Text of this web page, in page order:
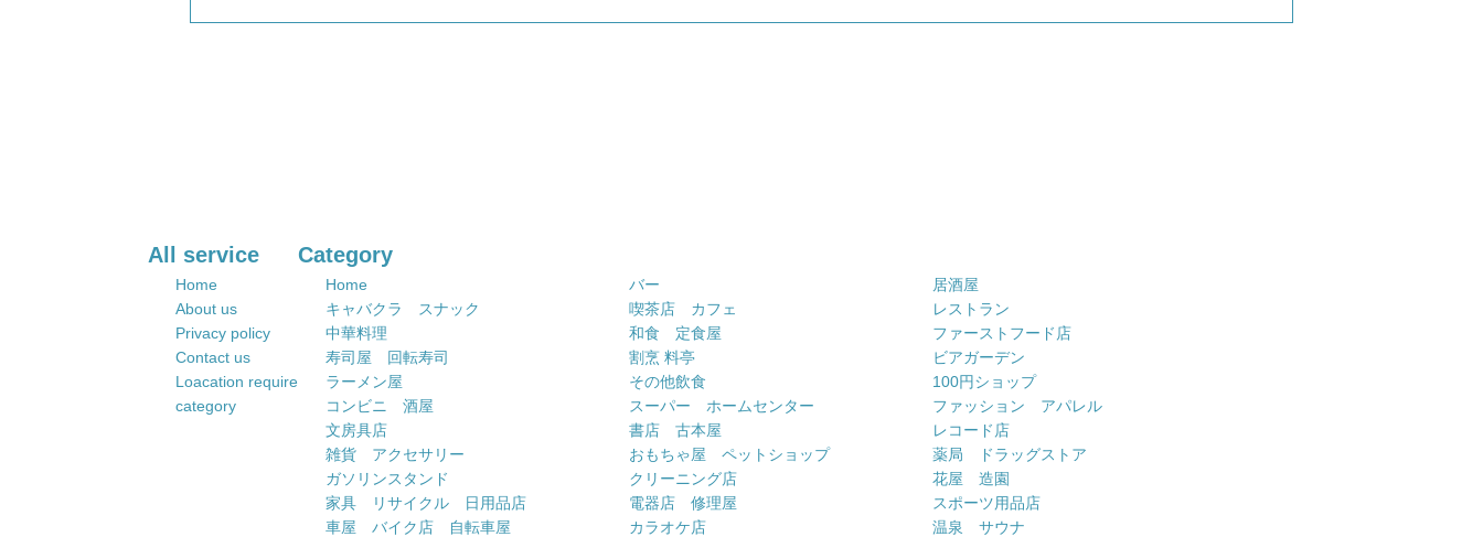
All service
Home
About us
Privacy policy
Contact us
Loacation require
category
Category
Home バー
居酒屋
キャバクラ スナック
喫茶店 カフェ
レストラン
中華料理
和食 定食屋
ファーストフード店
寿司屋 回転寿司
割烹 料亭
ビアガーデン
ラーメン屋
その他飲食
100円ショップ
コンビニ 酒屋
スーパー ホームセンター
ファッション アパレル
文房具店
書店 古本屋
レコード店
雑貨 アクセサリー
おもちゃ屋 ペットショップ
薬局 ドラッグストア
ガソリンスタンド
クリーニング店
花屋 造園
家具 リサイクル 日用品店
電器店 修理屋
スポーツ用品店
車屋 バイク店 自転車屋
カラオケ店
温泉 サウナ